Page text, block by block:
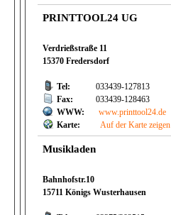
PRINTTOOL24 UG
Verdrießstraße 11
15370 Fredersdorf
Tel:
033439-127813
Fax:
033439-128463
WWW:
www.printtool24.de
Karte:
Auf der Karte zeigen
Musikladen
Bahnhofstr.10
15711 Königs Wusterhausen